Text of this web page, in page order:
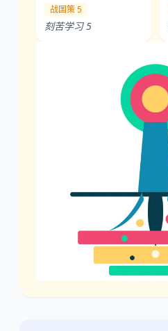
战国策 5
刻苦学习 5